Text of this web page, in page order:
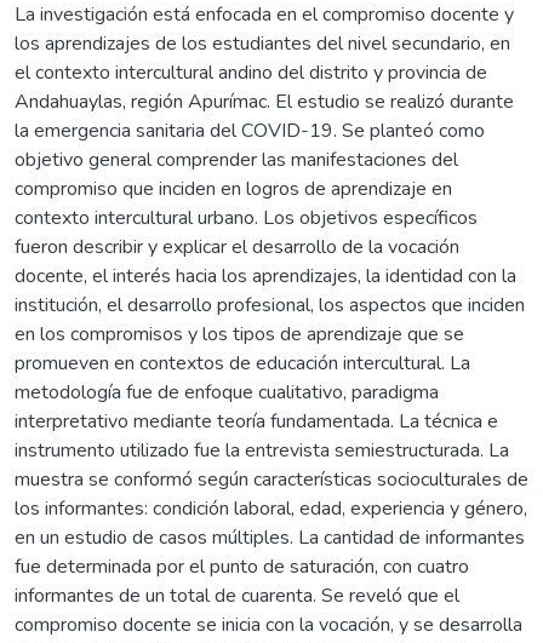
La investigación está enfocada en el compromiso docente y
los aprendizajes de los estudiantes del nivel secundario, en
el contexto intercultural andino del distrito y provincia de
Andahuaylas, región Apurímac. El estudio se realizó durante
la emergencia sanitaria del COVID-19. Se planteó como
objetivo general comprender las manifestaciones del
compromiso que inciden en logros de aprendizaje en
contexto intercultural urbano. Los objetivos específicos
fueron describir y explicar el desarrollo de la vocación
docente, el interés hacia los aprendizajes, la identidad con la
institución, el desarrollo profesional, los aspectos que inciden
en los compromisos y los tipos de aprendizaje que se
promueven en contextos de educación intercultural. La
metodología fue de enfoque cualitativo, paradigma
interpretativo mediante teoría fundamentada. La técnica e
instrumento utilizado fue la entrevista semiestructurada. La
muestra se conformó según características socioculturales de
los informantes: condición laboral, edad, experiencia y género,
en un estudio de casos múltiples. La cantidad de informantes
fue determinada por el punto de saturación, con cuatro
informantes de un total de cuarenta. Se reveló que el
compromiso docente se inicia con la vocación, y se desarrolla